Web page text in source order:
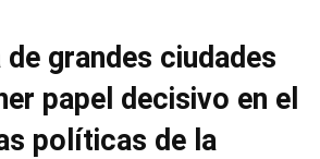
de grandes ciudades
papel decisivo en el
políticas de la